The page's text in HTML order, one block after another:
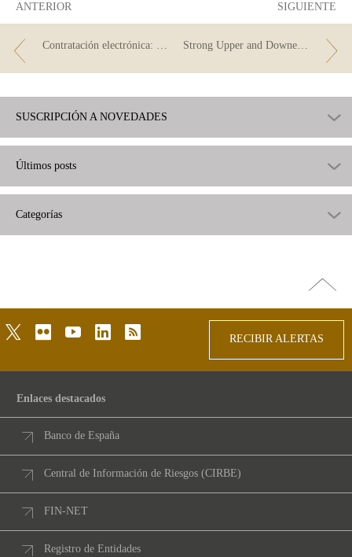
ANTERIOR
Contratación electrónica: adiós papel
SIGUIENTE
Strong Upper and Downer (Ignacio Uriarte)
SUSCRIPCIÓN A NOVEDADES
Últimos posts
Categorías
arriba
twitterflickr youtubelinkedinrss
RECIBIR ALERTAS
Enlaces destacados
Banco de España
Central de Información de Riesgos (CIRBE)
FIN-NET
Registro de Entidades